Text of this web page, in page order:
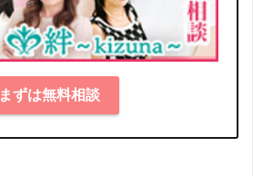
まずは無料相談